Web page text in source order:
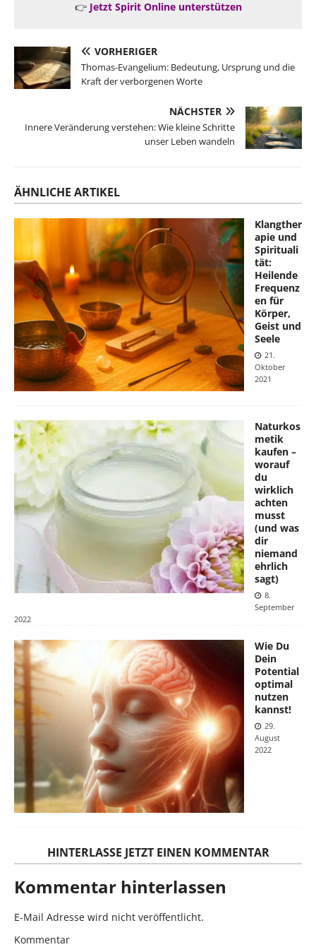
👉 Jetzt Spirit Online unterstützen
VORHERIGER
Thomas-Evangelium: Bedeutung, Ursprung und die
Kraft der verborgenen Worte
NÄCHSTER
Innere Veränderung verstehen: Wie kleine Schritte
unser Leben wandeln
ÄHNLICHE ARTIKEL
Klangther
apie und
Spirituali
tät:
Heilende
Frequenz
en für
Körper,
Geist und
Seele
21.
Oktober
2021
Naturkos
metik
kaufen –
worauf
du
wirklich
achten
musst
(und was
dir
niemand
ehrlich
sagt)
8.
September
2022
Wie Du
Dein
Potential
optimal
nutzen
kannst!
29.
August
2022
HINTERLASSE JETZT EINEN KOMMENTAR
Kommentar hinterlassen
E-Mail Adresse wird nicht veröffentlicht.
Kommentar